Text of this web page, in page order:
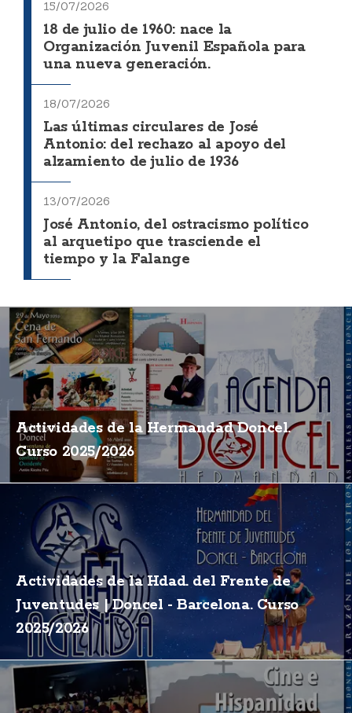
15/07/2026
18 de julio de 1960: nace la
Organización Juvenil Española para
una nueva generación.
18/07/2026
Las últimas circulares de José
Antonio: del rechazo al apoyo del
alzamiento de julio de 1936
13/07/2026
José Antonio, del ostracismo político
al arquetipo que trasciende el
tiempo y la Falange
Actividades de la Hermandad Doncel.
Curso 2025/2026
Actividades de la Hdad. del Frente de
Juventudes | Doncel - Barcelona. Curso
2025/2026